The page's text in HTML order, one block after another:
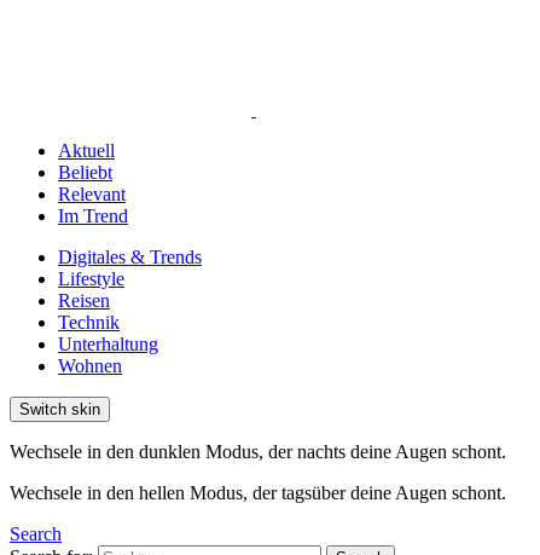
Aktuell
Beliebt
Relevant
Im Trend
Digitales & Trends
Lifestyle
Reisen
Technik
Unterhaltung
Wohnen
Switch skin
Wechsele in den dunklen Modus, der nachts deine Augen schont.
Wechsele in den hellen Modus, der tagsüber deine Augen schont.
Search